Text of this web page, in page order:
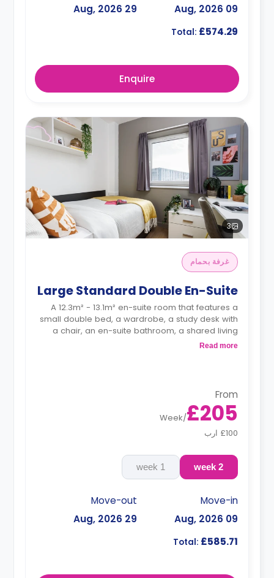
09 Aug, 2026
29 Aug, 2026
Total: £574.29
Enquire
3
غرفة بحمام
Large Standard Double En-Suite
A 12.3m² - 13.1m² en-suite room that features a
small double bed, a wardrobe, a study desk with
a chair, an en-suite bathroom, a shared living
area and a kitchen that has a fridge and a
Read more
From
£205
/
Week
£100 ارب
2 week
1 week
Move-in
09 Aug, 2026
Move-out
29 Aug, 2026
Total: £585.71